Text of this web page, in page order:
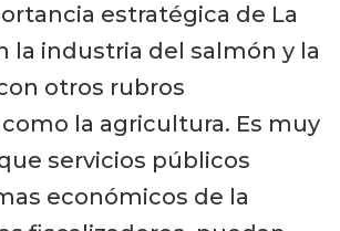
estratégica de La
la industria del salmón y la
otros rubros
la agricultura. Es muy
servicios públicos
económicos de la